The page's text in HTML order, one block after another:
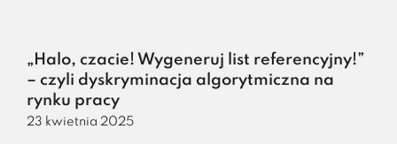
„Halo, czacie! Wygeneruj list referencyjny!”
– czyli dyskryminacja algorytmiczna na
rynku pracy
23 kwietnia 2025